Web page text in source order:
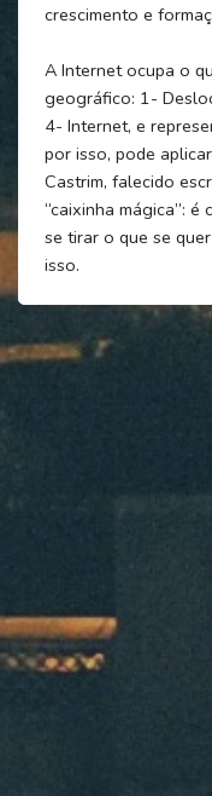
crescimento e
A Internet ocupa o
geográfico: 1-
4- Internet, e
por isso, pode
Castrim, falecido
“caixinha mágica”:
se tirar o que se
isso.